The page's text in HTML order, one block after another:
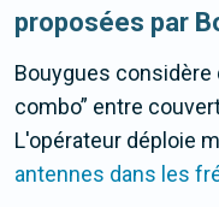
proposées par
Bouygues
combo” entre
L'opérateur déploie
antennes dans les